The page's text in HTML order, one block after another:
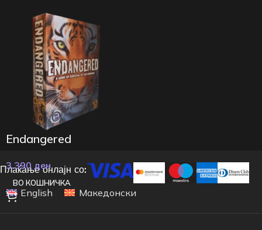
Endangered
3.390 ден
ВО КОШНИЧКА
Плаќање онлајн со:
English
Македонски